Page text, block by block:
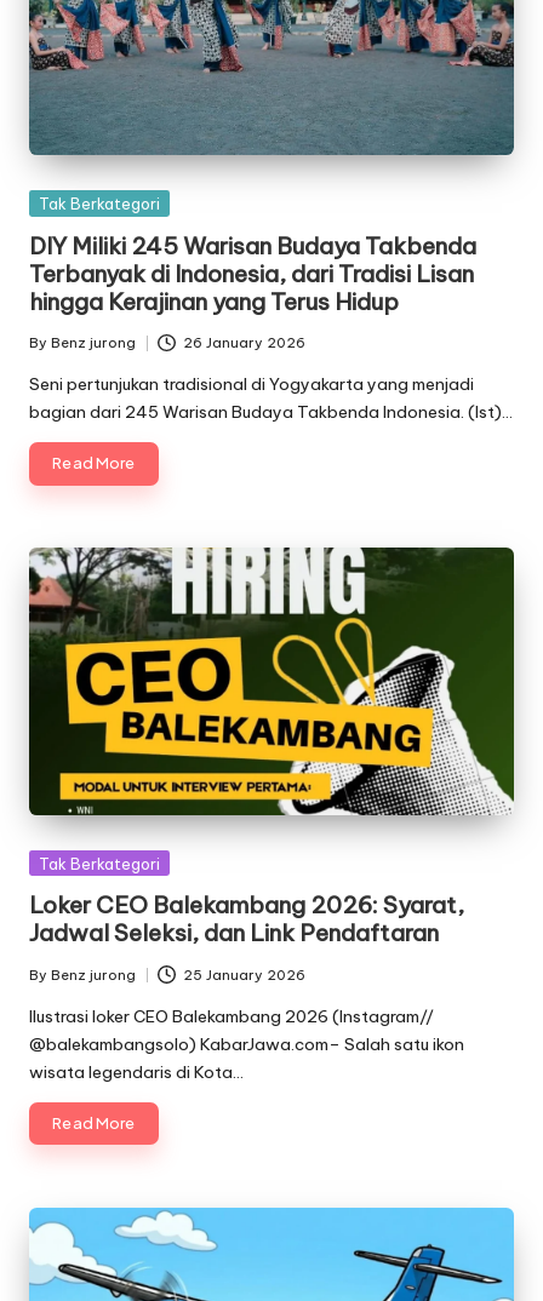
Posted
Tak Berkategori
DIY Miliki 245 Warisan Budaya Takbenda
Terbanyak di Indonesia, dari Tradisi Lisan
hingga Kerajinan yang Terus Hidup
Posted
by
By Benz jurong 26 January 2026
Seni pertunjukan tradisional di Yogyakarta yang menjadi
bagian dari 245 Warisan Budaya Takbenda Indonesia. (Ist)…
Read More
Posted
Tak Berkategori
Loker CEO Balekambang 2026: Syarat,
Jadwal Seleksi, dan Link Pendaftaran
Posted
by
By Benz jurong 25 January 2026
Ilustrasi loker CEO Balekambang 2026 (Instagram//
@balekambangsolo) KabarJawa.com– Salah satu ikon
wisata legendaris di Kota…
Read More